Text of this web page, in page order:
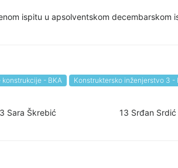
ispitu u apsolventskom decembarskom
konstrukcije - BKA
Konstruktersko inženjerstvo 3 -
Jorgić 12 KI3 Sara Škrebić 13